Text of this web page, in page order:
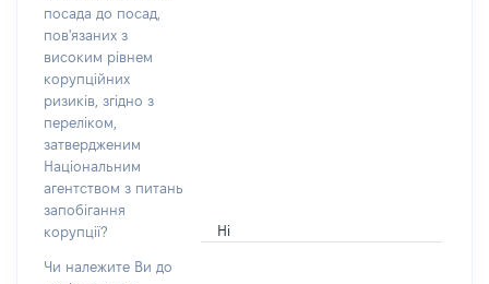
посада до посад,
пов'язаних з
високим рівнем
корупційних
ризиків, згідно з
переліком,
затвердженим
Національним
агентством з питань
запобігання
корупції?
Ні
Чи належите Ви до